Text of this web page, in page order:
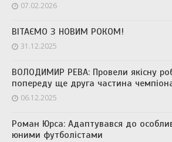
07.02.2026
ВІТАЄМО З НОВИМ РОКОМ!
31.12.2025
ВОЛОДИМИР РЕВА: Провели якісну
попереду ще друга частина
06.12.2025
Роман Юрса: Адаптувався до
юними футболістами